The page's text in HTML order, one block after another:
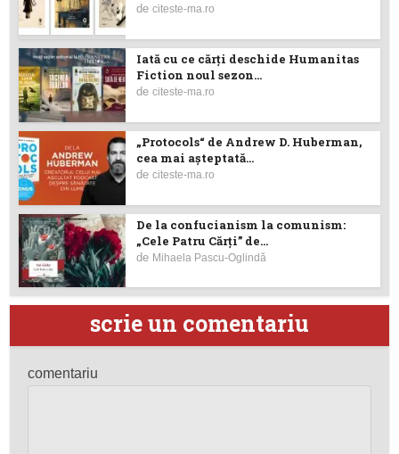
deciteste-ma.ro
Iată cu ce cărţi deschide Humanitas
Fiction noul sezon...
deciteste-ma.ro
„Protocols“ de Andrew D. Huberman,
cea mai așteptată...
deciteste-ma.ro
De la confucianism la comunism:
„Cele Patru Cărți” de...
de Mihaela Pascu-Oglindă
scrie un comentariu
comentariu